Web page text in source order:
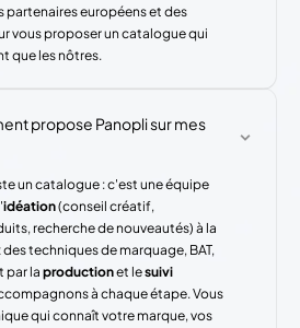
partenaires européens et des
vous proposer un catalogue qui
que les nôtres.
propose Panopli sur mes
un catalogue : c'est une équipe
idéation(conseil créatif,
recherche de nouveautés) à la
techniques de marquage, BAT,
par laproductionet lesuivi
à chaque étape. Vous
qui connaît votre marque, vos